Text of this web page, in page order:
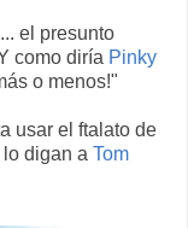
el presunto
como diría Pinky
o menos!"
usar el ftalato de
digan a Tom